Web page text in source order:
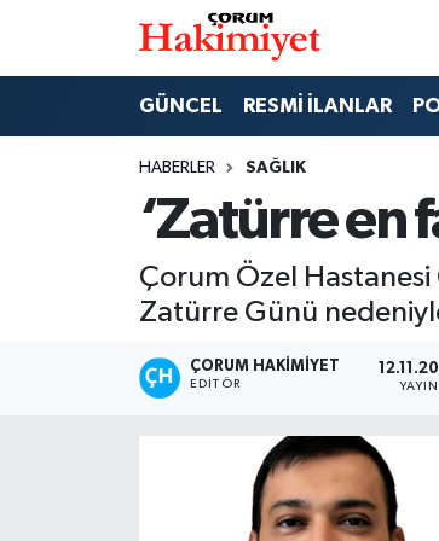
GÜNCEL RESMİ İLANLAR
HABERLER SAĞLIK
‘Zatürre en
Çorum Özel Hastanesi
Zatürre Günü
ÇORUM HAKIMIYET
EDITÖR
GÜNCEL
Nöbetçi Eczaneler
Çorum Namaz Vakitleri
Trafik Durumu
Tüm Manşetler
Son Dakika Haberleri